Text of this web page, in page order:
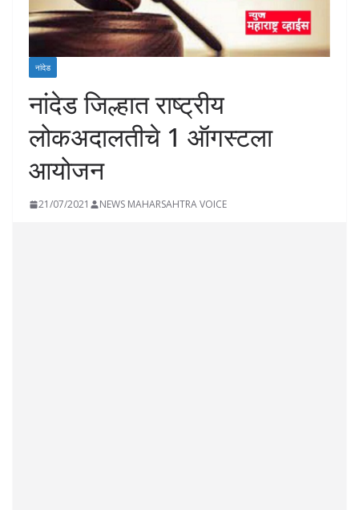
नांदेड
नांदेड जिल्हात राष्ट्रीय
लोकअदालतीचे 1 ऑगस्टला
आयोजन
21/07/2021 NEWS MAHARSAHTRA VOICE